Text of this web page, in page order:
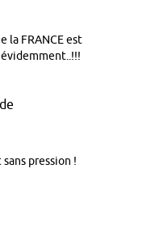
la FRANCE est
pression !